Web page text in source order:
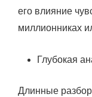
его влияние
миллионниках
Глубокая
Длинные